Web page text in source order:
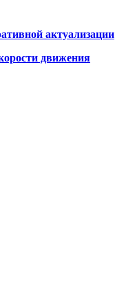
актуализации
движения